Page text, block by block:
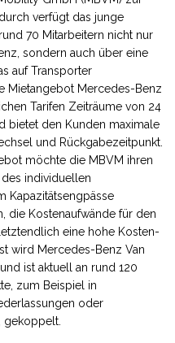
verfügt das junge
70 Mitarbeitern nicht nur
sondern auch über eine
auf Transporter
Mietangebot Mercedes-Benz
Tarifen Zeiträume von 24
bietet den Kunden maximale
und Rückgabezeitpunkt.
möchte die MBVM ihren
individuellen
Kapazitätsengpässe
die Kostenaufwände für den
eine hohe Kosten­
wird Mercedes-Benz Van
ist aktuell an rund 120
zum Beispiel in
oder
gekoppelt.